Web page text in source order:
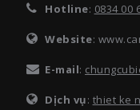
Hotline: 0834 00
Website:
E-mail:
Dịch vụ: thiet ke